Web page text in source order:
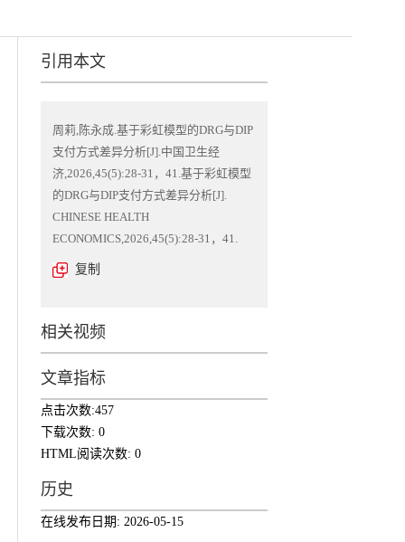
引用本文
周莉,陈永成.基于彩虹模型的DRG与DIP
支付方式差异分析[J].中国卫生经
济,2026,45(5):28-31，41.基于彩虹模型
的DRG与DIP支付方式差异分析[J].
CHINESE HEALTH
ECONOMICS,2026,45(5):28-31，41.
复制
相关视频
文章指标
点击次数:457
下载次数: 0
HTML阅读次数: 0
历史
在线发布日期: 2026-05-15